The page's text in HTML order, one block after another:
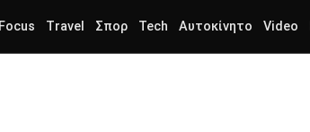
Focus Travel Σπορ Tech Αυτοκίνητο Video